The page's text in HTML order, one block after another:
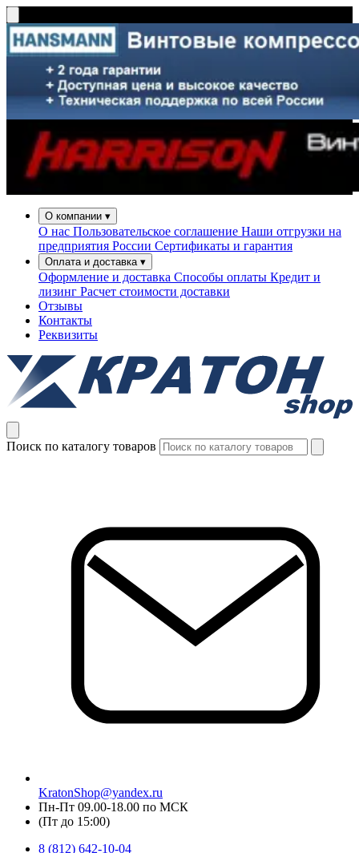
О компании ▾
О нас Пользовательское соглашение Наши отгрузки на
предприятия России Сертификаты и гарантия
Оплата и доставка ▾
Оформление и доставка Способы оплаты Кредит и
лизинг Расчет стоимости доставки
Отзывы
Контакты
Реквизиты
Поиск по каталогу товаров
KratonShop@yandex.ru
Пн-Пт 09.00-18.00 по МСК
(Пт до 15:00)
8 (812) 642-10-04